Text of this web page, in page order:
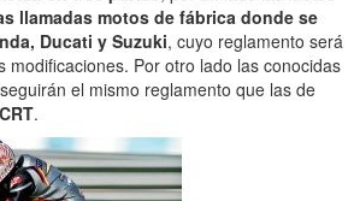
llamadas motos de fábrica donde se
Ducati y Suzuki, cuyo reglamento será
modificaciones. Por otro lado las conocidas
el mismo reglamento que las de
CRT.